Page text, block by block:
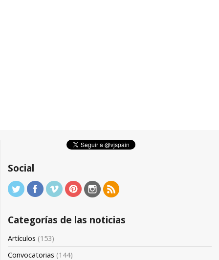
Social
Categorías de las noticias
Artículos (153)
Convocatorias (144)